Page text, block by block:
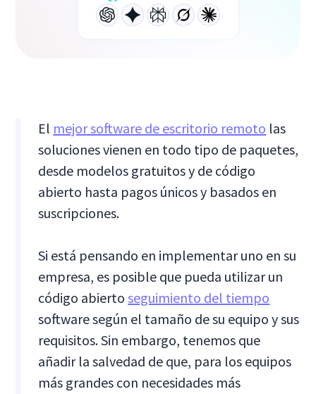
El mejor software de escritorio remoto las
soluciones vienen en todo tipo de paquetes,
desde modelos gratuitos y de código
abierto hasta pagos únicos y basados en
suscripciones.
Si está pensando en implementar uno en su
empresa, es posible que pueda utilizar un
código abiertoseguimiento del tiempo
software según el tamaño de su equipo y sus
requisitos. Sin embargo, tenemos que
añadir la salvedad de que, para los equipos
más grandes con necesidades más